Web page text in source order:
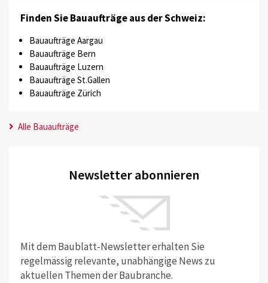
Finden Sie Bauaufträge aus der Schweiz:
Bauaufträge Aargau
Bauaufträge Bern
Bauaufträge Luzern
Bauaufträge St.Gallen
Bauaufträge Zürich
Alle Bauaufträge
Newsletter abonnieren
Mit dem Baublatt-Newsletter erhalten Sie
regelmässig relevante, unabhängige News zu
aktuellen Themen der Baubranche.